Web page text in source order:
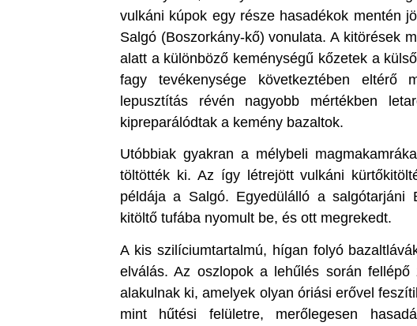
vulkáni kúpok egy része hasadékok mentén
Salgó (Boszorkány-kő) vonulata. A kitörések
alatt a különböző keménységű kőzetek a
fagy tevékenysége következtében eltérő
lepusztítás révén nagyobb mértékben
kipreparálódtak a kemény bazaltok.
Utóbbiak gyakran a mélybeli
töltötték ki. Az így létrejött vulkáni
példája a Salgó. Egyedülálló a
kitöltő tufába nyomult be, és ott megrekedt.
A kis szilíciumtartalmú, hígan folyó
elválás. Az oszlopok a lehűlés során fellépő
alakulnak ki, amelyek olyan óriási erővel
mint hűtési felületre, merőlegesen